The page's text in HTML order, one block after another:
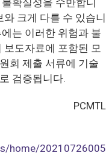
확실성을 수반합니
크게 다를 수 있습니
는 이러한 위험과 불
보도자료에 포함된 모
회 제출 서류에 기술
검증됩니다.
PCMTL
home/20210726005